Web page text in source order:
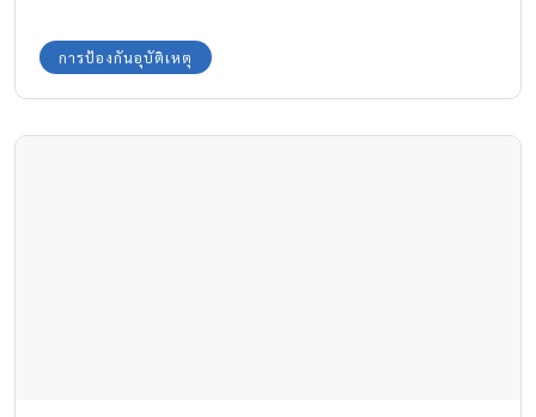
การป้องกันอุบัติเหตุ